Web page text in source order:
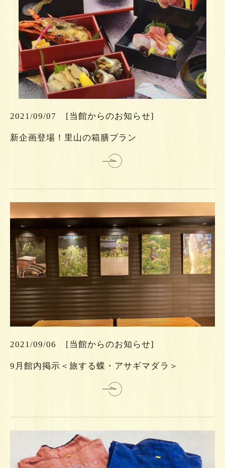
2021/09/07 [当館からのお知らせ]
新企画登場！里山の箱膳プラン
は
こ
ち
ら
2021/09/06 [当館からのお知らせ]
9月館内掲示＜旅する蝶・アサギマダラ＞
は
こ
ち
ら